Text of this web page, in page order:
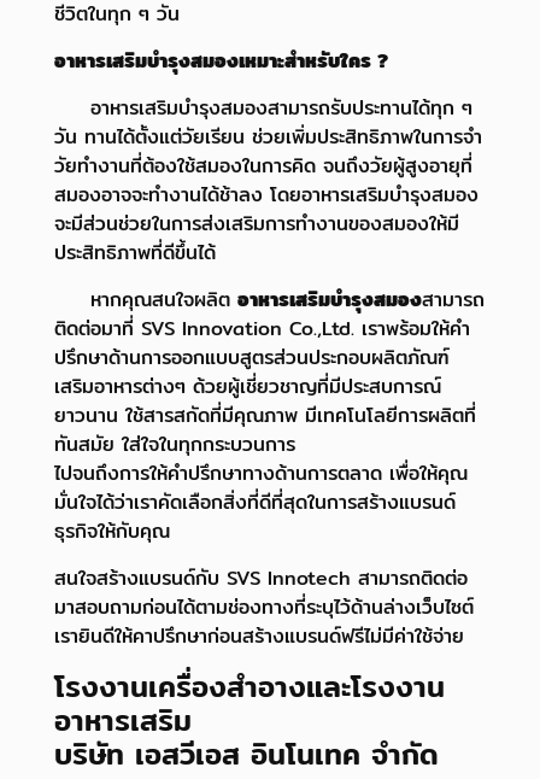
ชีวิตในทุก ๆ วัน
อาหารเสริมบำรุงสมองเหมาะสำหรับใคร ?
อาหารเสริมบำรุงสมองสามารถรับประทานได้ทุก ๆ
วัน ทานได้ตั้งแต่วัยเรียน ช่วยเพิ่มประสิทธิภาพในการจำ
วัยทำงานที่ต้องใช้สมองในการคิด จนถึงวัยผู้สูงอายุที่
สมองอาจจะทำงานได้ช้าลง โดยอาหารเสริมบำรุงสมอง
จะมีส่วนช่วยในการส่งเสริมการทำงานของสมองให้มี
ประสิทธิภาพที่ดีขึ้นได้
หากคุณสนใจผลิต อาหารเสริมบำรุงสมองสามารถ
ติดต่อมาที่ SVS Innovation Co.,Ltd. เราพร้อมให้คำ
ปรึกษาด้านการออกแบบสูตรส่วนประกอบผลิตภัณฑ์
เสริมอาหารต่างๆ ด้วยผู้เชี่ยวชาญที่มีประสบการณ์
ยาวนาน ใช้สารสกัดที่มีคุณภาพ มีเทคโนโลยีการผลิตที่
ทันสมัย ใส่ใจในทุกกระบวนการ
ไปจนถึงการให้คำปรึกษาทางด้านการตลาด เพื่อให้คุณ
มั่นใจได้ว่าเราคัดเลือกสิ่งที่ดีที่สุดในการสร้างแบรนด์
ธุรกิจให้กับคุณ
สนใจสร้างแบรนด์กับ SVS Innotech สามารถติดต่อ
มาสอบถามก่อนได้ตามช่องทางที่ระบุไว้ด้านล่างเว็บไซต์
เรายินดีให้คาปรึกษาก่อนสร้างแบรนด์ฟรีไม่มีค่าใช้จ่าย
โรงงานเครื่องสำอางและโรงงาน
อาหารเสริม
บริษัท เอสวีเอส อินโนเทค จำกัด